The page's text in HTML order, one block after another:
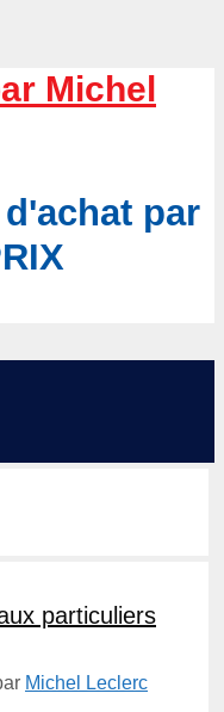
Michel
par
particuliers
Michel Leclerc